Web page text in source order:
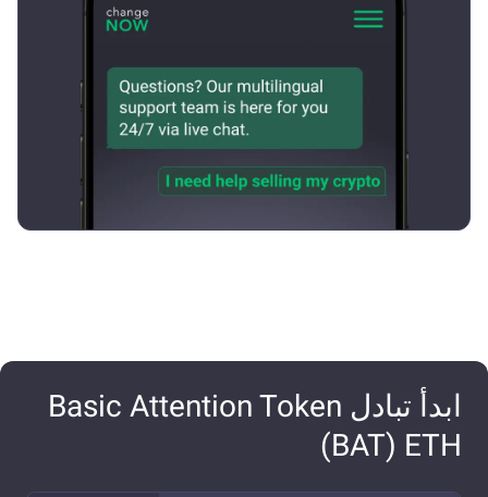
ابدأ تبادل Basic Attention Token
(BAT) ETH